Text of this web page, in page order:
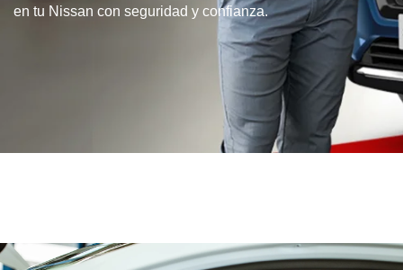
en tu Nissan con seguridad y confianza.